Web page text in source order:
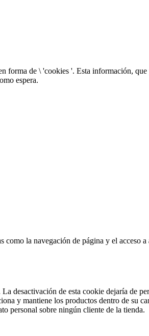
de \ 'cookies '. Esta información,
espera.
la navegación de página y el acceso
desactivación de esta cookie dejaría de
y mantiene los productos dentro de su
personal sobre ningún cliente de la tienda.